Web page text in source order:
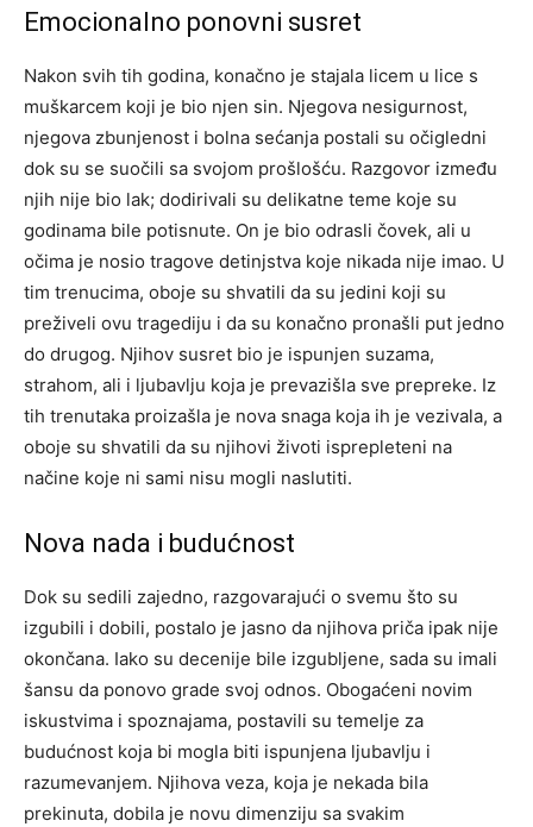
Emocionalno ponovni susret
Nakon svih tih godina, konačno je stajala licem u lice s
muškarcem koji je bio njen sin. Njegova nesigurnost,
njegova zbunjenost i bolna sećanja postali su očigledni
dok su se suočili sa svojom prošlošću. Razgovor između
njih nije bio lak; dodirivali su delikatne teme koje su
godinama bile potisnute. On je bio odrasli čovek, ali u
očima je nosio tragove detinjstva koje nikada nije imao. U
tim trenucima, oboje su shvatili da su jedini koji su
preživeli ovu tragediju i da su konačno pronašli put jedno
do drugog. Njihov susret bio je ispunjen suzama,
strahom, ali i ljubavlju koja je prevazišla sve prepreke. Iz
tih trenutaka proizašla je nova snaga koja ih je vezivala, a
oboje su shvatili da su njihovi životi isprepleteni na
načine koje ni sami nisu mogli naslutiti.
Nova nada i budućnost
Dok su sedili zajedno, razgovarajući o svemu što su
izgubili i dobili, postalo je jasno da njihova priča ipak nije
okončana. Iako su decenije bile izgubljene, sada su imali
šansu da ponovo grade svoj odnos. Obogaćeni novim
iskustvima i spoznajama, postavili su temelje za
budućnost koja bi mogla biti ispunjena ljubavlju i
razumevanjem. Njihova veza, koja je nekada bila
prekinuta, dobila je novu dimenziju sa svakim